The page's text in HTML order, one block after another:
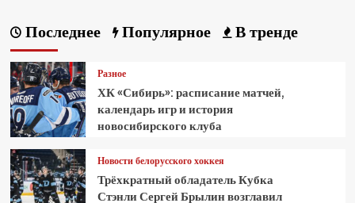
Последнее Популярное В тренде
Разное
ХК «Сибирь»: расписание матчей,
календарь игр и история
новосибирского клуба
Новости белорусского хоккея
Трёхкратный обладатель Кубка
Стэнли Сергей Брылин возглавил